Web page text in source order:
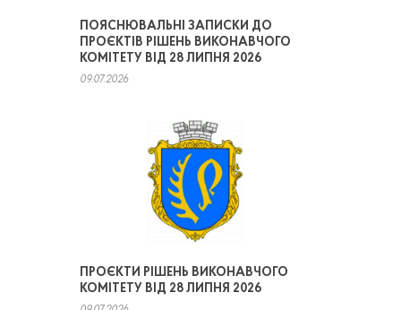
ПОЯСНЮВАЛЬНІ ЗАПИСКИ ДО
ПРОЄКТІВ РІШЕНЬ ВИКОНАВЧОГО
КОМІТЕТУ ВІД 28 ЛИПНЯ 2026
09.07.2026
ПРОЄКТИ РІШЕНЬ ВИКОНАВЧОГО
КОМІТЕТУ ВІД 28 ЛИПНЯ 2026